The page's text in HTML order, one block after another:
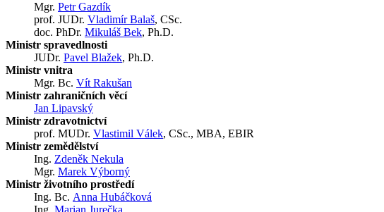
Mgr. Petr Gazdík
prof. JUDr. Vladimír Balaš, CSc.
doc. PhDr. Mikuláš Bek, Ph.D.
Ministr spravedlnosti
JUDr. Pavel Blažek, Ph.D.
Ministr vnitra
Mgr. Bc. Vít Rakušan
Ministr zahraničních věcí
Jan Lipavský
Ministr zdravotnictví
prof. MUDr. Vlastimil Válek, CSc., MBA, EBIR
Ministr zemědělství
Ing. Zdeněk Nekula
Mgr. Marek Výborný
Ministr životního prostředí
Ing. Bc. Anna Hubáčková
Ing. Marian Jurečka